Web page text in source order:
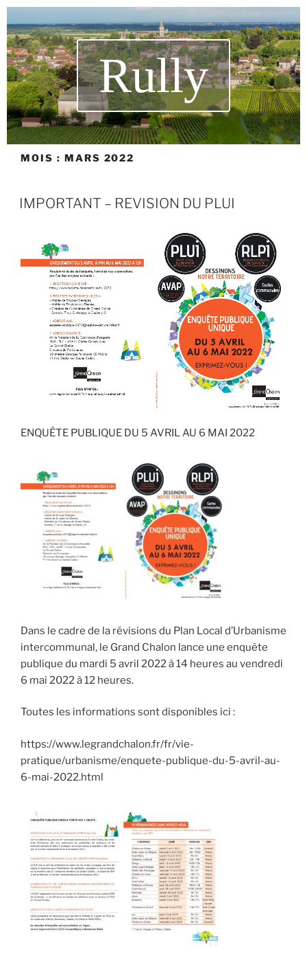
Rully
MOIS : MARS 2022
IMPORTANT – REVISION DU PLUI
ENQUÊTE PUBLIQUE DU 5 AVRIL AU 6 MAI 2022
Dans le cadre de la révisions du Plan Local d’Urbanisme
intercommunal, le Grand Chalon lance une enquête
publique du mardi 5 avril 2022 à 14 heures au vendredi
6 mai 2022 à 12 heures.
Toutes les informations sont disponibles ici :
https://www.legrandchalon.fr/fr/vie-
pratique/urbanisme/enquete-publique-du-5-avril-au-
6-mai-2022.html